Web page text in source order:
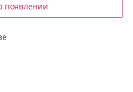
появлении